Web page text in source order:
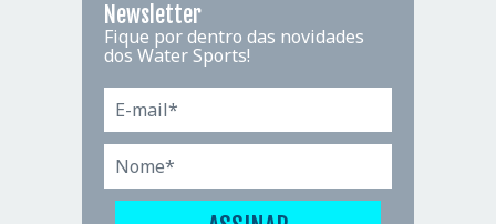
Newsletter
Fique por dentro das novidades
dos Water Sports!